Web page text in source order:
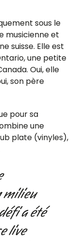
sous le
musicienne et
suisse. Elle est
une petite
Oui, elle
son père
pour sa
une
plate (vinyles),
milieu
a été
live